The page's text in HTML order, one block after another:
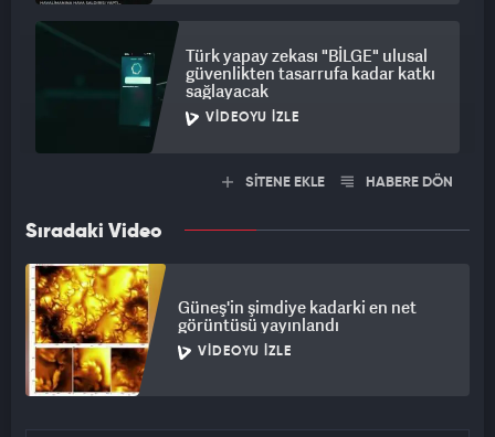
Türk yapay zekası "BİLGE" ulusal
güvenlikten tasarrufa kadar katkı
sağlayacak
VIDEOYU İZLE
SİTENE EKLE HABERE DÖN
Sıradaki Video
Güneş'in şimdiye kadarki en net
görüntüsü yayınlandı
VIDEOYU İZLE